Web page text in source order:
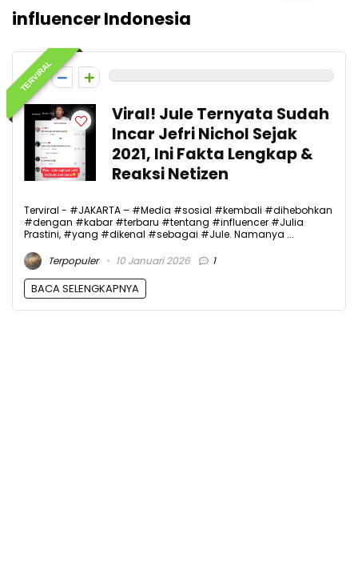
influencer Indonesia
TERVIRAL
0
Viral! Jule Ternyata Sudah
Incar Jefri Nichol Sejak
2021, Ini Fakta Lengkap &
Reaksi Netizen
Terviral - #JAKARTA – #Media #sosial #kembali #dihebohkan
#dengan #kabar #terbaru #tentang #influencer #Julia
Prastini, #yang #dikenal #sebagai #Jule. Namanya ...
Terpopuler
10 Januari 2026 1
BACA SELENGKAPNYA